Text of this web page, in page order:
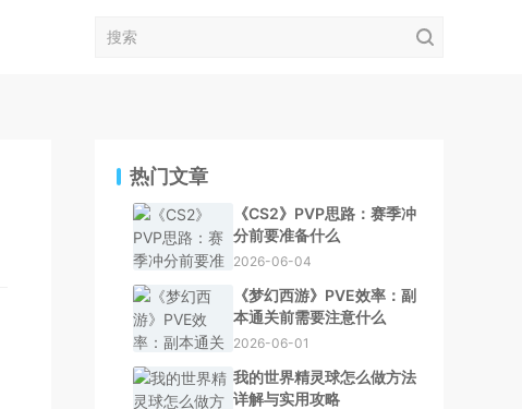
热门文章
《CS2》PVP思路：赛季冲
分前要准备什么
2026-06-04
《梦幻西游》PVE效率：副
本通关前需要注意什么
2026-06-01
我的世界精灵球怎么做方法
详解与实用攻略